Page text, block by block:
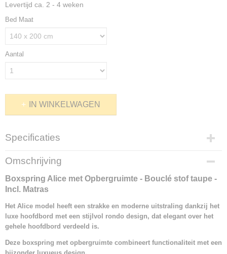
Levertijd ca. 2 - 4 weken
Bed Maat
Aantal
IN WINKELWAGEN
Specificaties
Productcode
1355-21067
Omschrijving
Boxspring Alice met Opbergruimte - Bouclé stof taupe -
Incl. Matras
Het Alice model heeft een strakke en moderne uitstraling dankzij het
luxe hoofdbord met een stijlvol rondo design, dat elegant over het
gehele hoofdbord verdeeld is.
Deze boxspring met opbergruimte combineert functionaliteit met een